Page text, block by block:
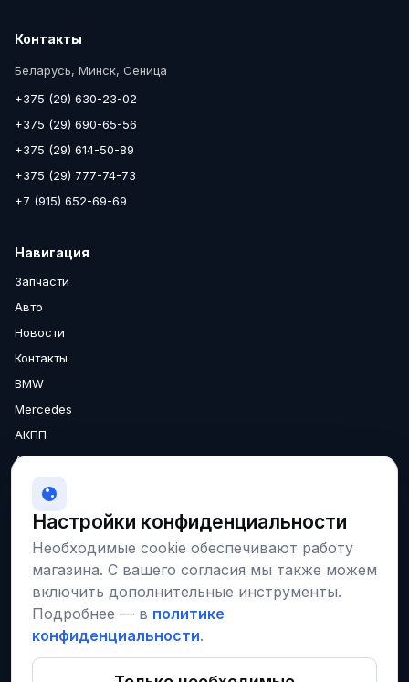
Контакты
Беларусь, Минск, Сеница
+375 (29) 630-23-02
+375 (29) 690-65-56
+375 (29) 614-50-89
+375 (29) 777-74-73
+7 (915) 652-69-69
Навигация
Запчасти
Авто
Новости
Контакты
BMW
Mercedes
АКПП
Аксессуары
Двигатели
МКПП
Гарантия
Соцсети и площадки
Настройки конфиденциальности
Необходимые cookie обеспечивают работу
магазина. С вашего согласия мы также можем
включить дополнительные инструменты.
Подробнее — в политике
конфиденциальности.